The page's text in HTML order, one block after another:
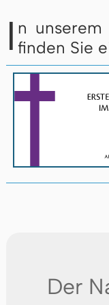
I n
finden Sie
Der